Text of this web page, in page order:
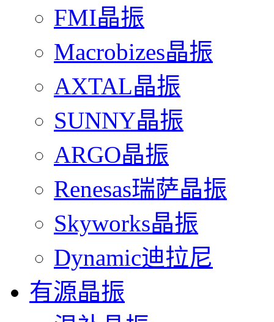
FMI晶振
Macrobizes晶振
AXTAL晶振
SUNNY晶振
ARGO晶振
Renesas瑞萨晶振
Skyworks晶振
Dynamic迪拉尼
有源晶振